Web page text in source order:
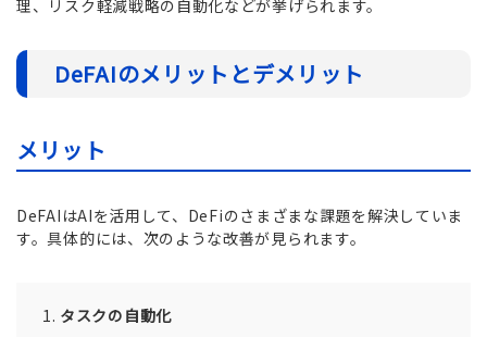
理、リスク軽減戦略の自動化などが挙げられます。
DeFAIのメリットとデメリット
メリット
DeFAIはAIを活用して、DeFiのさまざまな課題を解決していま
す。具体的には、次のような改善が見られます。
タスクの自動化